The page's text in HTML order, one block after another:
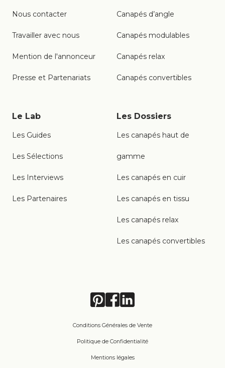
Nous contacter
Travailler avec nous
Mention de l'annonceur
Presse et Partenariats
Canapés d’angle
Canapés modulables
Canapés relax
Canapés convertibles
Le Lab
Les Guides
Les Sélections
Les Interviews
Les Partenaires
Les Dossiers
Les canapés haut de
gamme
Les canapés en cuir
Les canapés en tissu
Les canapés relax
Les canapés convertibles
Conditions Générales de Vente
Politique de Confidentialité
Mentions légales